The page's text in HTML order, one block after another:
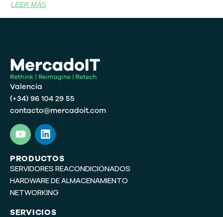
LEER MÁS
Valencia
(+34) 96 104 29 55
contacto@mercadoit.com
Y
o
u
t
u
b
e
L
i
n
k
e
d
i
PRODUCTOS
SERVIDORES REACONDICIONADOS
HARDWARE DE ALMACENAMIENTO
NETWORKING
SERVICIOS